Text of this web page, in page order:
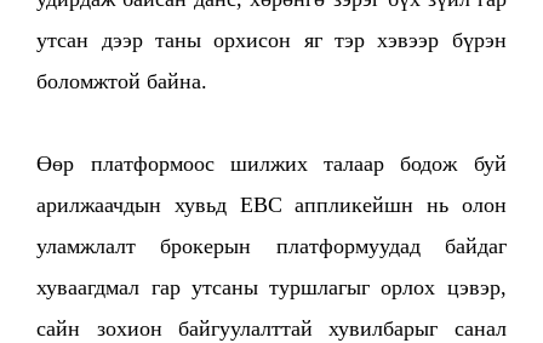
утсан дээр таны орхисон яг тэр хэвээр бүрэн
боломжтой байна.
Өөр платформоос шилжих талаар бодож буй
арилжаачдын хувьд EBC аппликейшн нь олон
уламжлалт брокерын платформуудад байдаг
хуваагдмал гар утсаны туршлагыг орлох цэвэр,
сайн зохион байгуулалттай хувилбарыг санал